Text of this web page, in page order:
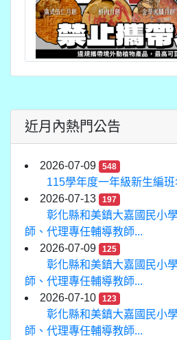
近月內熱門公告
2026-07-09 548
115學年度一年級新生編
2026-07-13
197
彰化縣和美鎮大嘉國民小
師、代理專任輔導教師...
2026-07-09
125
彰化縣和美鎮大嘉國民小
師、代理專任輔導教師...
2026-07-10
123
彰化縣和美鎮大嘉國民小
師、代理專任輔導教師...